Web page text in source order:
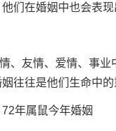
们在婚姻中也会表现
、友情、爱情、事业
往往是他们生命中的